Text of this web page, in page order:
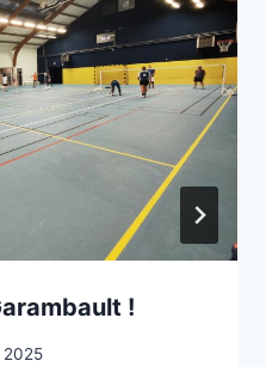
!
2025